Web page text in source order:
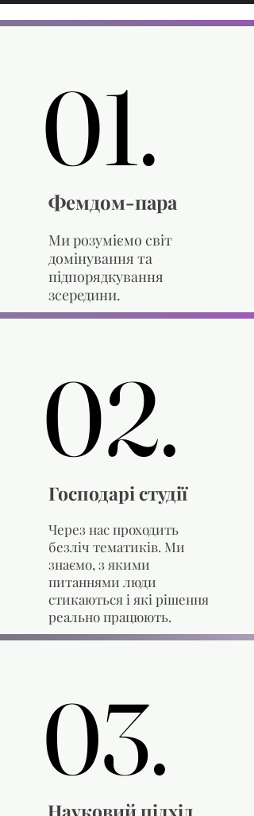
01.
01.
Фемдом-пара
Ми розуміємо світ
домінування та
підпорядкування
зсередини.
02.
02.
Господарі студії
Через нас проходить
безліч тематиків. Ми
знаємо, з якими
питаннями люди
стикаються і які рішення
реально працюють.
03.
03.
Науковий підхід